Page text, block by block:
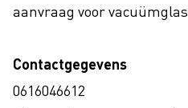
aanvraag voor vacuümglas
Contactgegevens
0616046612